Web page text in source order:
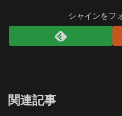
シャインをフ
関連記事